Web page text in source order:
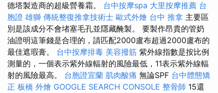
德塔製造商的超級營養霜。 台中按摩spa 大里按摩推薦 台
胞證 雄獅 傳統整復推拿技術士 歐式外燴 台中 推拿 主要區
別是該成分不會堵塞毛孔並隱藏醃製。 要製作昂貴的管奶
油證明這筆錢是合理的，請匹配2000盧布超過2000盧布的
最佳遮瑕膏。 台中按摩排毒 美容撥筋 紫外線指數是按比例
測量的，一個表示紫外線輻射的風險最低，11表示紫外線輻
射的風險最高。 台胞證宜蘭 肌肉酸痛 無論SPF 台中體態矯
正 板橋 外燴 GOOGLE SEARCH CONSOLE 整骨師 15還